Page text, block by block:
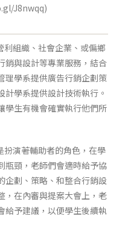
J8nwqq)
利組織、社會企業、或偏鄉
銷與設計等專業服務，結合
理學系提供廣告行銷企劃策
計學系提供設計技術執行。
學生有機會確實執行他們所
扮演著輔助者的角色，在學
瓶頸，老師們會適時給予協
企劃、策略、和整合行銷設
，在內審與提案大會上，老
給予建議，以便學生後續執